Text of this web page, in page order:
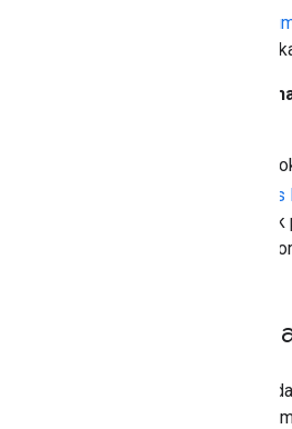
lama dan baru yang
Informasi yang dijelaskan dalam
penggunaan Layanan Google
berubah dari waktu ke waktu.
lihat Perjanjian Google Maps
Layanan yang
Semua metode Places API (Baru
API (Baru dan Lama) mencakup